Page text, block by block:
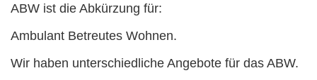
ABW ist die Abkürzung für:
Ambulant Betreutes Wohnen.
Wir haben unterschiedliche Angebote für das ABW.